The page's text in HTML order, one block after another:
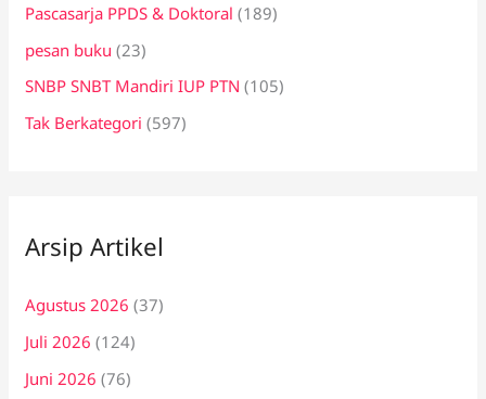
Pascasarja PPDS & Doktoral (189)
pesan buku (23)
SNBP SNBT Mandiri IUP PTN (105)
Tak Berkategori (597)
Arsip Artikel
Agustus 2026 (37)
Juli 2026 (124)
Juni 2026 (76)